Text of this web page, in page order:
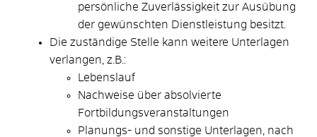
persönliche Zuverlässigkeit zur Ausübung
der gewünschten Dienstleistung besitzt.
Die zuständige Stelle kann weitere Unterlagen
verlangen, z.B.:
Lebenslauf
Nachweise über absolvierte
Fortbildungsveranstaltungen
Planungs- und sonstige Unterlagen, nach